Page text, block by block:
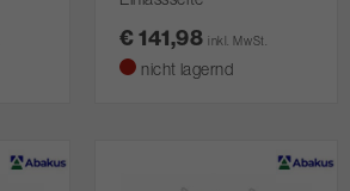
€ 141,98inkl. MwSt.
nicht lagernd